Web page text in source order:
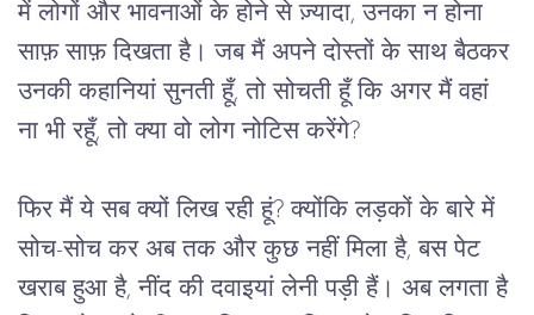
में लोगों और भावनाओं के होने से ज़्यादा, उनका न होना
साफ़ साफ़ दिखता है। जब मैं अपने दोस्तों के साथ बैठकर
उनकी कहानियां सुनती हूँ, तो सोचती हूँ कि अगर मैं वहां
ना भी रहूँ, तो क्या वो लोग नोटिस करेंगे?
फिर मैं ये सब क्यों लिख रही हूं? क्योंकि लड़कों के बारे में
सोच-सोच कर अब तक और कुछ नहीं मिला है, बस पेट
खराब हुआ है, नींद की दवाइयां लेनी पड़ी हैं। अब लगता है